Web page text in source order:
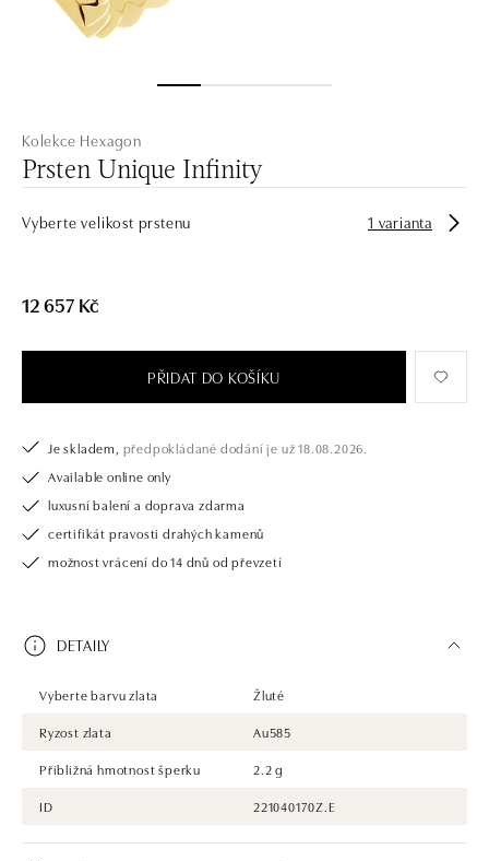
Kolekce Hexagon
Prsten Unique Infinity
Vyberte velikost prstenu 1 varianta
12 657 Kč
PŘIDAT DO KOŠÍKU
Je skladem, předpokládané dodání je už 18.08.2026.
Available online only
luxusní balení a doprava zdarma
certifikát pravosti drahých kamenů
možnost vrácení do 14 dnů od převzetí
DETAILY
Vyberte barvu zlata
Žluté
Ryzost zlata
Au585
Přibližná hmotnost šperku
2.2 g
ID
221040170Z.E